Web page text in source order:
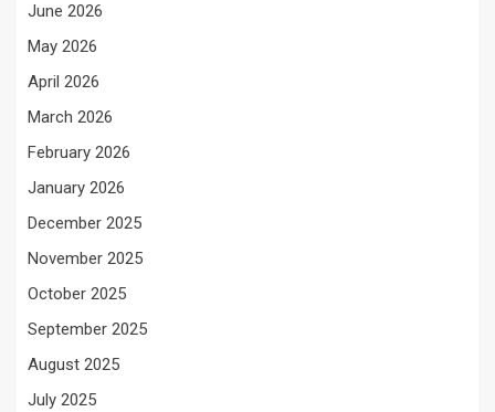
June 2026
May 2026
April 2026
March 2026
February 2026
January 2026
December 2025
November 2025
October 2025
September 2025
August 2025
July 2025